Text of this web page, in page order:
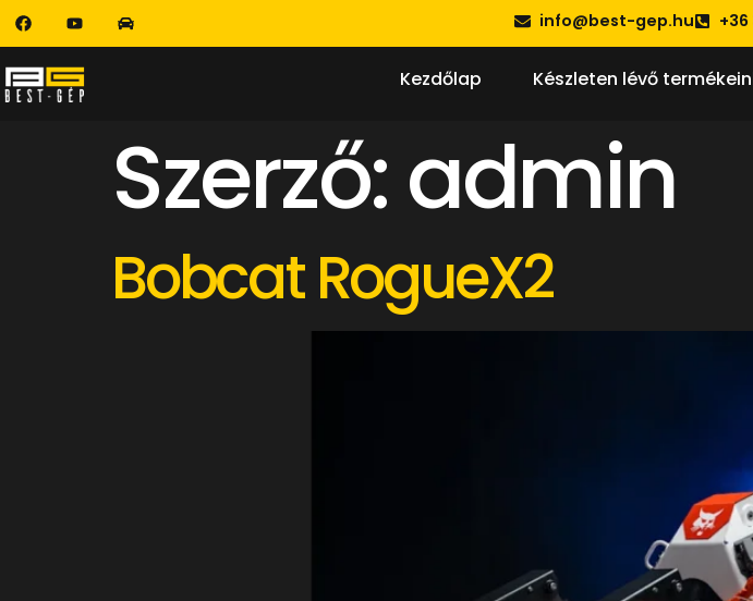
info@best-gep.hu +36
Kezdőlap Készleten lévő
Szerző:admin
Bobcat RogueX2